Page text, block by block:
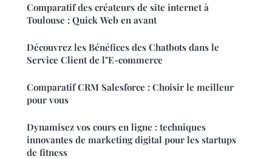
Comparatif des créateurs de site internet à
Toulouse : Quick Web en avant
Découvrez les Bénéfices des Chatbots dans le
Service Client de l"E-commerce
Comparatif CRM Salesforce : Choisir le meilleur
pour vous
Dynamisez vos cours en ligne : techniques
innovantes de marketing digital pour les startups
de fitness